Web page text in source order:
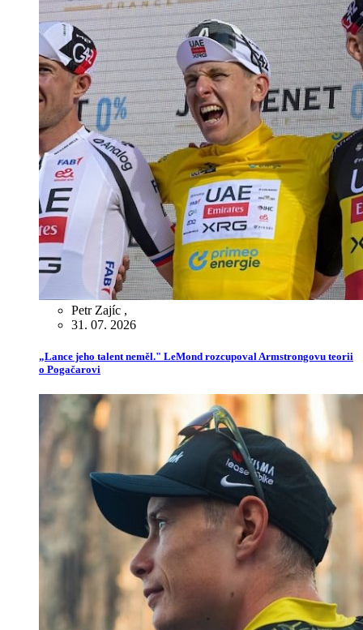
Petr Zajíc ,
31. 07. 2026
„Lance jeho talent neměl." LeMond rozcupoval Armstrongovu teorii
o Pogačarovi